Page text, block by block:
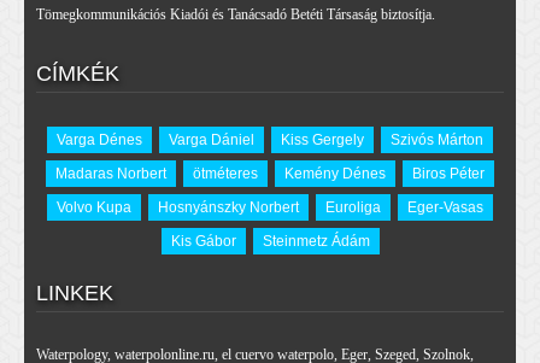
Tömegkommunikációs Kiadói és Tanácsadó Betéti Társaság biztosítja.
CÍMKÉK
Varga Dénes Varga Dániel Kiss Gergely
Szivós Márton
Madaras Norbert
ötméteres Kemény Dénes
Biros Péter
Volvo Kupa
Hosnyánszky Norbert Euroliga
Eger-Vasas
Kis Gábor
Steinmetz Ádám
LINKEK
Waterpology, waterpolonline.ru, el cuervo waterpolo, Eger, Szeged, Szolnok,